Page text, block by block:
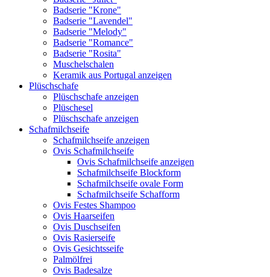
Badserie "Krone"
Badserie "Lavendel"
Badserie "Melody"
Badserie "Romance"
Badserie "Rosita"
Muschelschalen
Keramik aus Portugal anzeigen
Plüschschafe
Plüschschafe anzeigen
Plüschesel
Plüschschafe anzeigen
Schafmilchseife
Schafmilchseife anzeigen
Ovis Schafmilchseife
Ovis Schafmilchseife anzeigen
Schafmilchseife Blockform
Schafmilchseife ovale Form
Schafmilchseife Schafform
Ovis Festes Shampoo
Ovis Haarseifen
Ovis Duschseifen
Ovis Rasierseife
Ovis Gesichtsseife
Palmölfrei
Ovis Badesalze